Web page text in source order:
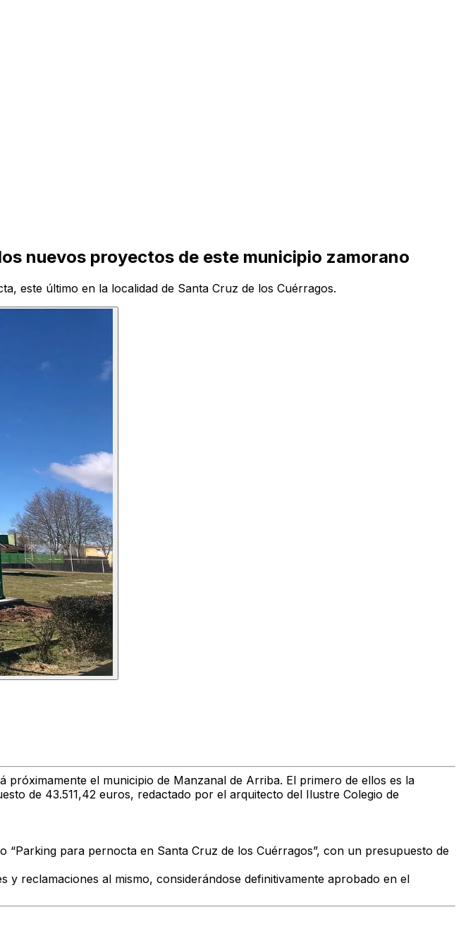
nuevos proyectos de este municipio zamorano
este último en la localidad de Santa Cruz de los Cuérragos.
el municipio de Manzanal de Arriba. El primero de ellos es la
de 43.511,42 euros, redactado por el arquitecto del Ilustre Colegio de
para pernocta en Santa Cruz de los Cuérragos”, con un presupuesto de
reclamaciones al mismo, considerándose definitivamente aprobado en el